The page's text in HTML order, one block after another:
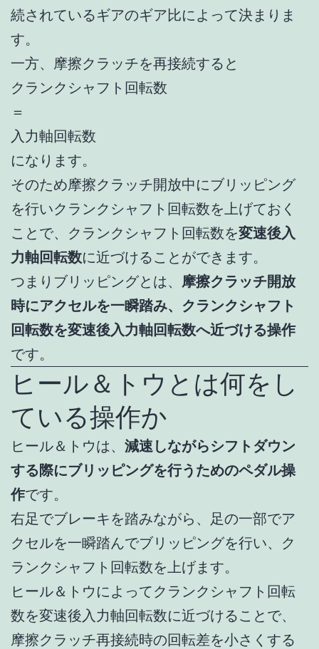
続されているギアのギア比によって決まりま
す。
一方、摩擦クラッチを再接続すると
クランクシャフト回転数
＝
入力軸回転数
になります。
そのため摩擦クラッチ開放中にブリッピング
を行いクランクシャフト回転数を上げておく
ことで、クランクシャフト回転数を変速後入
力軸回転数に近づけることができます。
つまりブリッピングとは、 摩擦クラッチ開放
時にアクセルを一瞬踏み、クランクシャフト
回転数を変速後入力軸回転数へ近づける操作
です。
ヒール＆トウとは何をし
ている操作か
ヒール＆トウは、 減速しながらシフトダウン
する際にブリッピングを行うためのペダル操
作です。
右足でブレーキを踏みながら、足の一部でア
クセルを一瞬踏んでブリッピングを行い、ク
ランクシャフト回転数を上げます。
ヒール＆トウによってクランクシャフト回転
数を変速後入力軸回転数に近づけることで、
摩擦クラッチ再接続時の回転差を小さくする